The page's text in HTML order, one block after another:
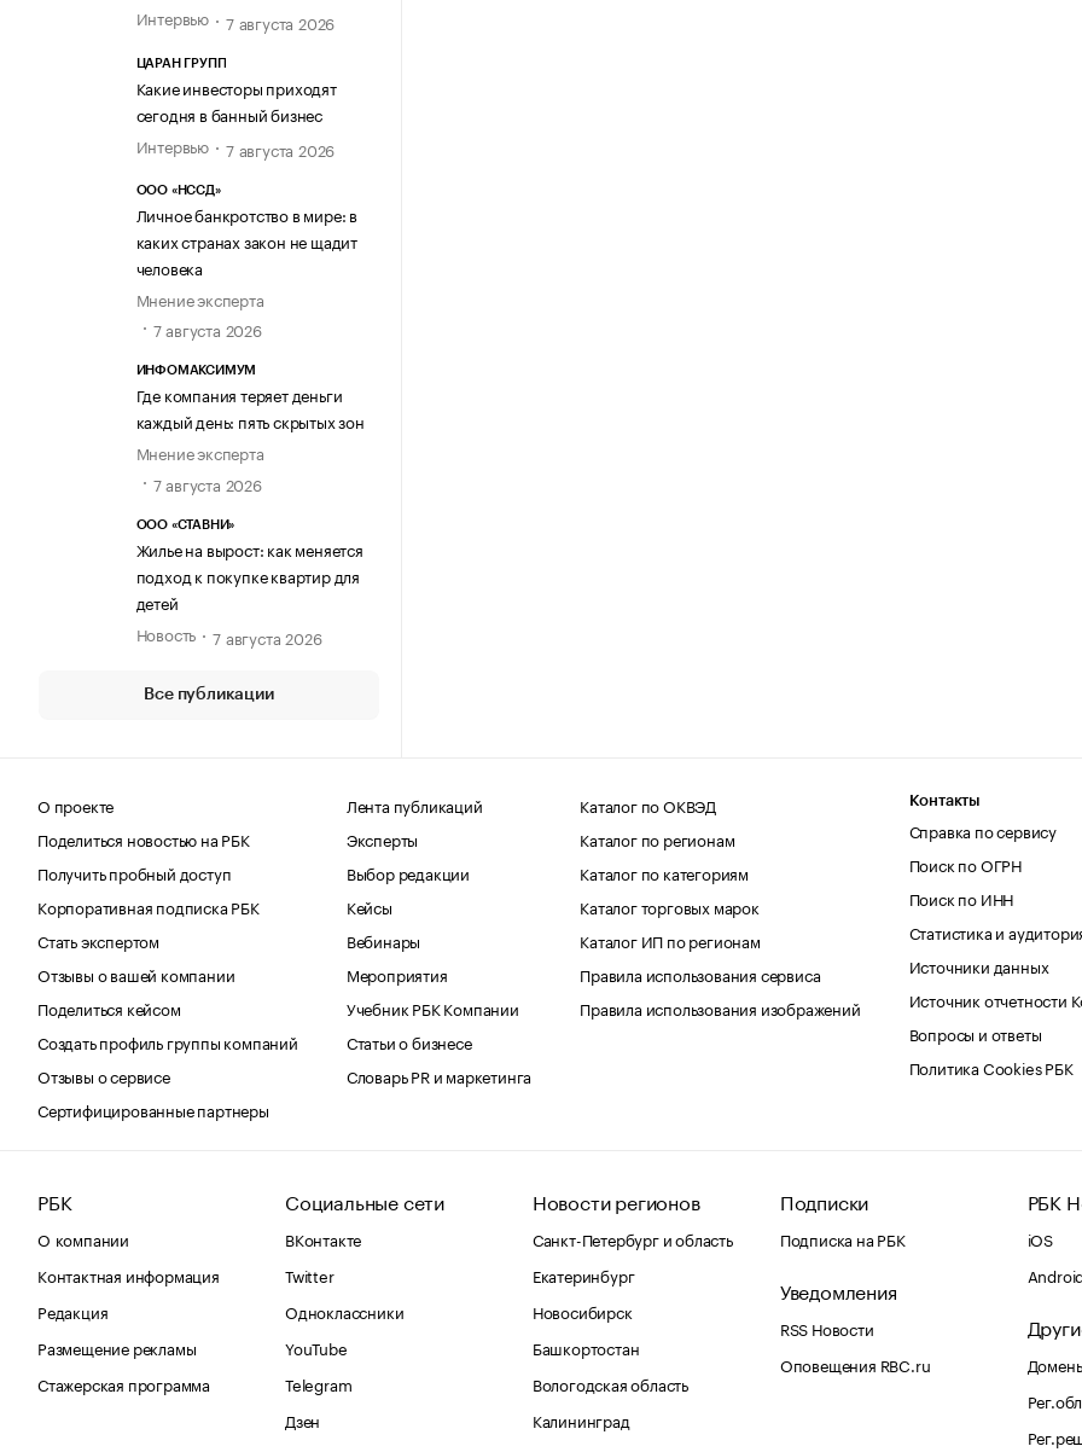
Интервью
7 августа 2026
ЦАРАН ГРУПП
Какие инвесторы приходят
сегодня в банный бизнес
Интервью
7 августа 2026
ООО «НССД»
Личное банкротство в мире: в
каких странах закон не щадит
человека
Мнение эксперта
7 августа 2026
ИНФОМАКСИМУМ
Где компания теряет деньги
каждый день: пять скрытых зон
Мнение эксперта
7 августа 2026
ООО «СТАВНИ»
Жилье на вырост: как меняется
подход к покупке квартир для
детей
Новость
7 августа 2026
Все публикации
О проекте
Поделиться новостью на РБК
Получить пробный доступ
Корпоративная подписка РБК
Стать экспертом
Отзывы о вашей компании
Поделиться кейсом
Создать профиль группы компаний
Отзывы о сервисе
Сертифицированные партнеры
Лента публикаций
Эксперты
Выбор редакции
Кейсы
Вебинары
Мероприятия
Учебник РБК Компании
Статьи о бизнесе
Словарь PR и маркетинга
Каталог по ОКВЭД
Каталог по регионам
Каталог по категориям
Каталог торговых марок
Каталог ИП по регионам
Правила использования сервиса
Правила использования изображений
Контакты
Справка по сервису
Поиск по ОГРН
Поиск по ИНН
Статистика и
Источники данных
Источник отчетности
Вопросы и ответы
Политика Cookies РБК
РБК
О компании
Контактная информация
Редакция
Размещение рекламы
Стажерская программа
Социальные сети
ВКонтакте
Twitter
Одноклассники
YouTube
Telegram
Дзен
Новости регионов
Санкт-Петербург и область
Екатеринбург
Новосибирск
Башкортостан
Вологодская область
Калининград
Подписки
Подписка на РБК
Уведомления
RSS Новости
Оповещения RBC.ru
РБК
iOS